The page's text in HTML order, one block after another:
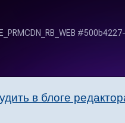
в блоге